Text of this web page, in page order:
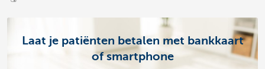
Laat je patiënten betalen met bankkaart
of smartphone